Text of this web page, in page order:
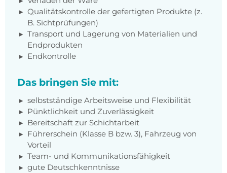
Qualitätskontrolle der gefertigten Produkte (z.
B. Sichtprüfungen)
Transport und Lagerung von Materialien und
Endprodukten
Endkontrolle
Das bringen Sie mit:
selbstständige Arbeitsweise und Flexibilität
Pünktlichkeit und Zuverlässigkeit
Bereitschaft zur Schichtarbeit
Führerschein (Klasse B bzw. 3), Fahrzeug von
Vorteil
Team- und Kommunikationsfähigkeit
gute Deutschkenntnisse